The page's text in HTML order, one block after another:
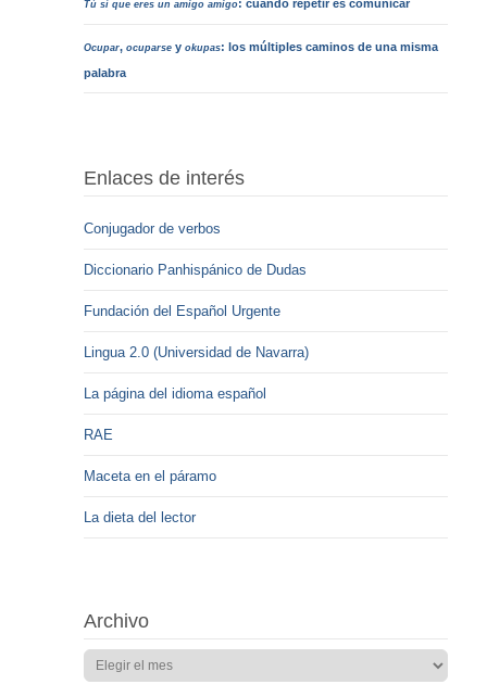
Tú sí que eres un amigo amigo: cuando repetir es comunicar
Ocupar,ocuparse yokupas: los múltiples caminos de una misma
palabra
Enlaces de interés
Conjugador de verbos
Diccionario Panhispánico de Dudas
Fundación del Español Urgente
Lingua 2.0 (Universidad de Navarra)
La página del idioma español
RAE
Maceta en el páramo
La dieta del lector
Archivo